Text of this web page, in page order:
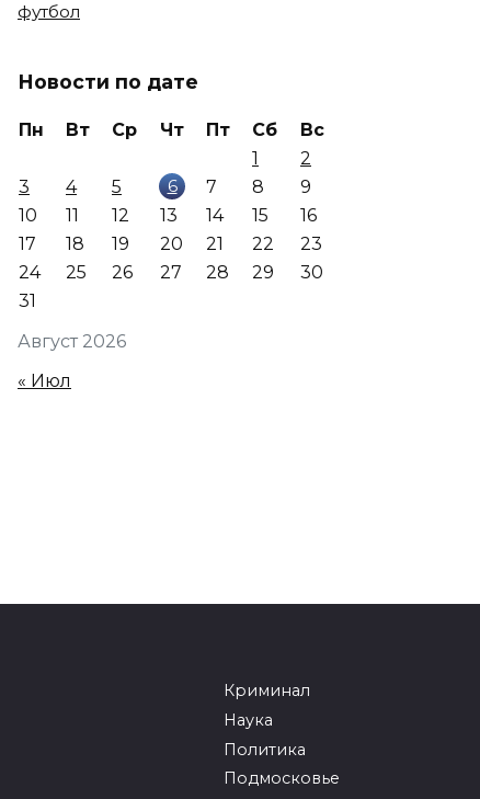
футбол
Новости по дате
Август 2026
Пн Вт Ср Чт Пт Сб
Вс
1
2
3
4 5 6 7 8
9
10
11 12 13 14 15
16
17
18 19 20 21 22
23
24
25 26 27 28 29
30
31
« Июл
Криминал
Наука
Политика
Подмосковье